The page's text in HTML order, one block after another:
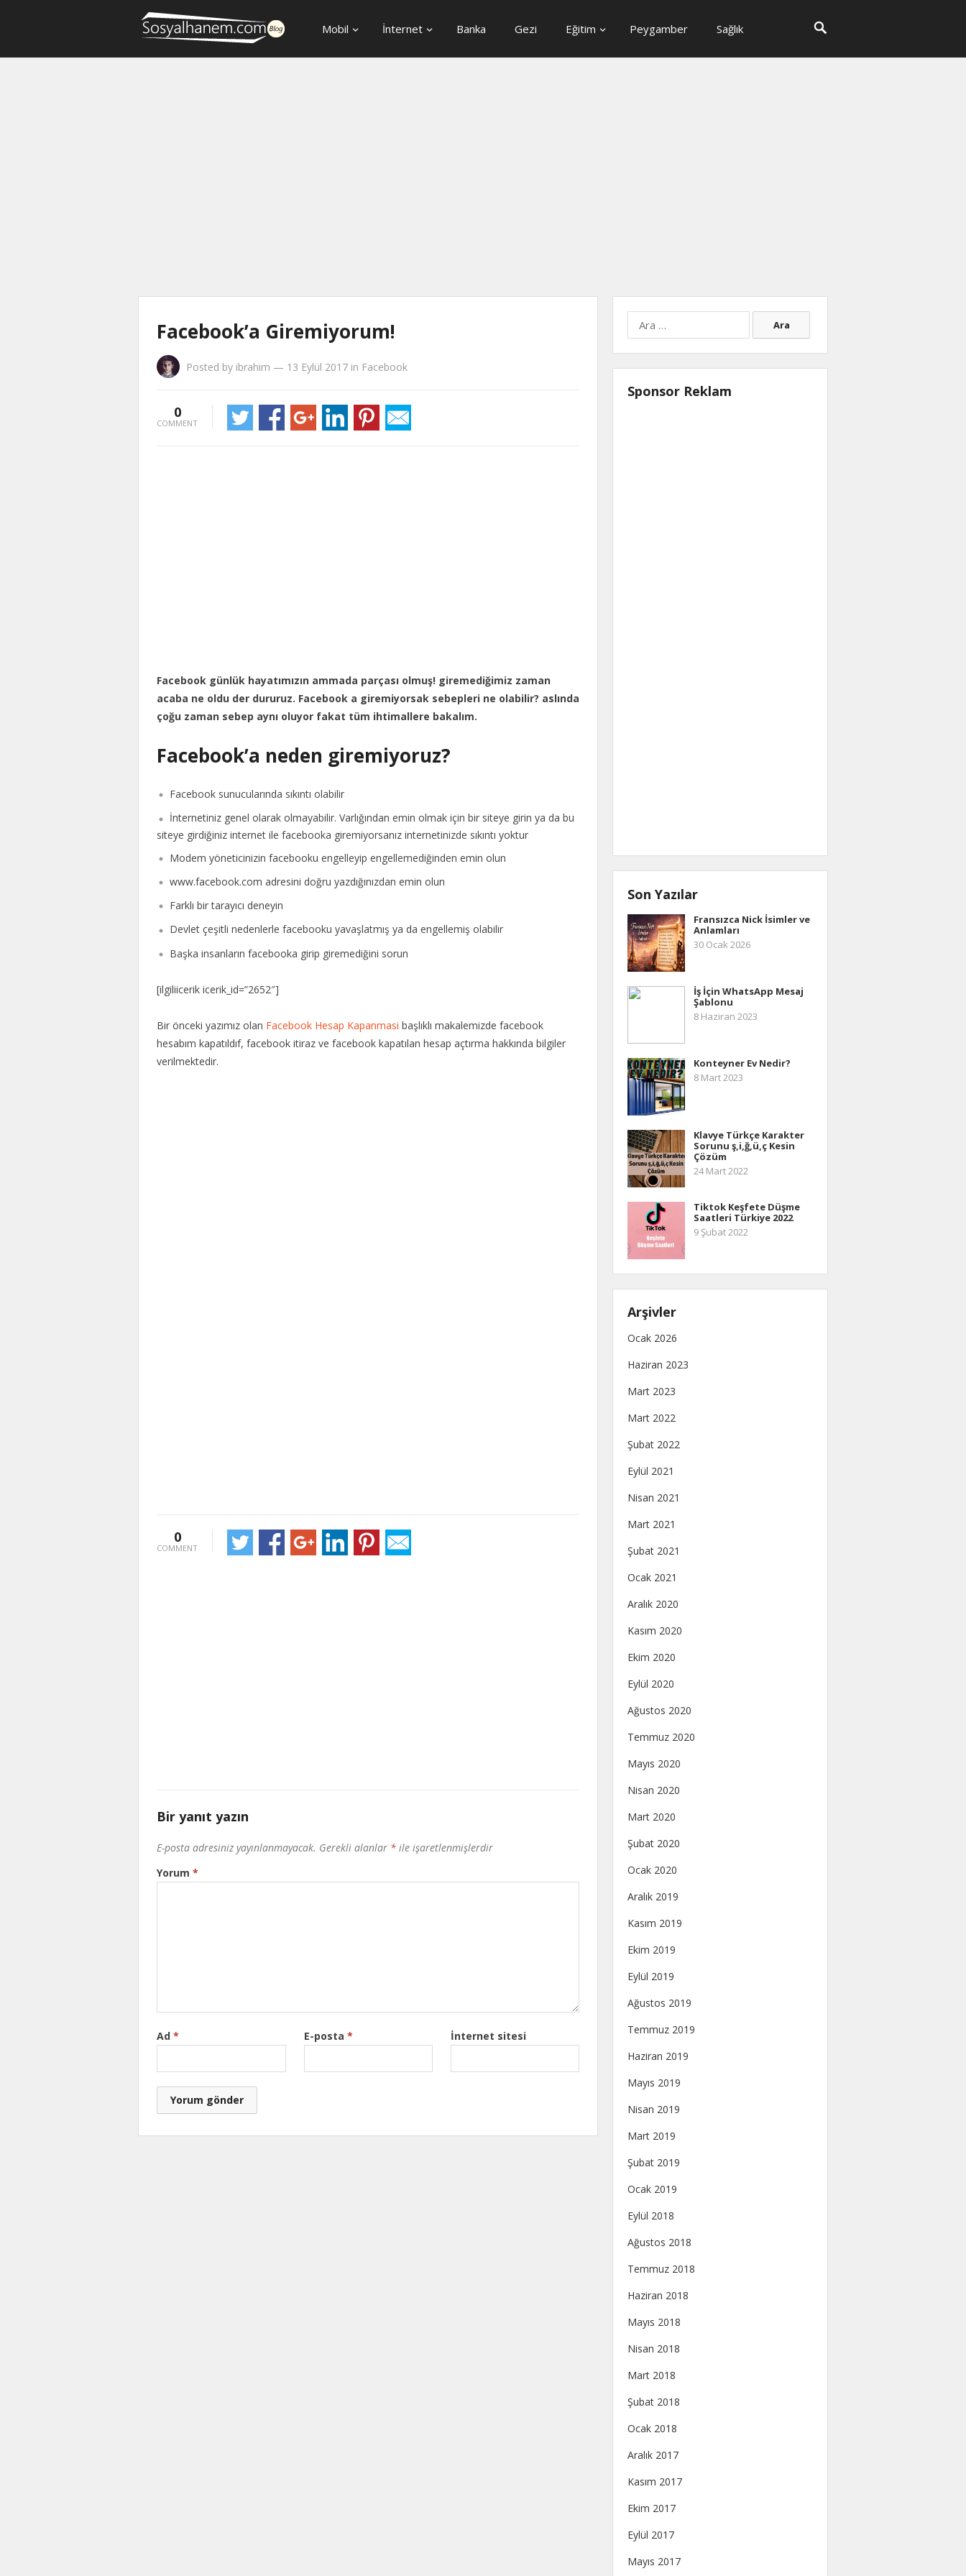
Mobil İnternet Banka Gezi Eğitim Peygamber Sağlık
Facebook’a Giremiyorum!
Posted by ibrahim — 13 Eylül 2017 in Facebook
0
COMMENT
Facebook günlük hayatımızın ammada parçası olmuş! giremediğimiz zaman
acaba ne oldu der dururuz. Facebook a giremiyorsak sebepleri ne olabilir? aslında
çoğu zaman sebep aynı oluyor fakat tüm ihtimallere bakalım.
Facebook’a neden giremiyoruz?
Facebook sunucularında sıkıntı olabilir
İnternetiniz genel olarak olmayabilir. Varlığından emin olmak için bir siteye girin ya da bu
siteye girdiğiniz internet ile facebooka giremiyorsanız internetinizde sıkıntı yoktur
Modem yöneticinizin facebooku engelleyip engellemediğinden emin olun
www.facebook.com adresini doğru yazdığınızdan emin olun
Farklı bir tarayıcı deneyin
Devlet çeşitli nedenlerle facebooku yavaşlatmış ya da engellemiş olabilir
Başka insanların facebooka girip giremediğini sorun
[ilgiliicerik icerik_id=”2652″]
Bir önceki yazımız olan Facebook Hesap Kapanmasi başlıklı makalemizde facebook
hesabım kapatıldıf, facebook itiraz ve facebook kapatılan hesap açtırma hakkında bilgiler
verilmektedir.
0
COMMENT
Bir yanıt yazın
E-posta adresiniz yayınlanmayacak. Gerekli alanlar * ile işaretlenmişlerdir
Yorum *
Ad * E-posta * İnternet sitesi
Sponsor Reklam
Son Yazılar
Fransızca Nick İsimler ve
Anlamları
30 Ocak 2026
İş İçin WhatsApp Mesaj
Şablonu
8 Haziran 2023
Konteyner Ev Nedir?
8 Mart 2023
Klavye Türkçe Karakter
Sorunu ş,i,ğ,ü,ç Kesin
Çözüm
24 Mart 2022
Tiktok Keşfete Düşme
Saatleri Türkiye 2022
9 Şubat 2022
Arşivler
Ocak 2026
Haziran 2023
Mart 2023
Mart 2022
Şubat 2022
Eylül 2021
Nisan 2021
Mart 2021
Şubat 2021
Ocak 2021
Aralık 2020
Kasım 2020
Ekim 2020
Eylül 2020
Ağustos 2020
Temmuz 2020
Mayıs 2020
Nisan 2020
Mart 2020
Şubat 2020
Ocak 2020
Aralık 2019
Kasım 2019
Ekim 2019
Eylül 2019
Ağustos 2019
Temmuz 2019
Haziran 2019
Mayıs 2019
Nisan 2019
Mart 2019
Şubat 2019
Ocak 2019
Eylül 2018
Ağustos 2018
Temmuz 2018
Haziran 2018
Mayıs 2018
Nisan 2018
Mart 2018
Şubat 2018
Ocak 2018
Aralık 2017
Kasım 2017
Ekim 2017
Eylül 2017
Mayıs 2017